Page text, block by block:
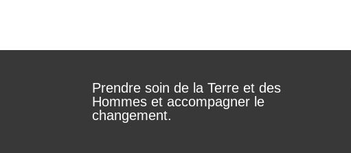
Prendre soin de la Terre et des
Hommes et accompagner le
changement.